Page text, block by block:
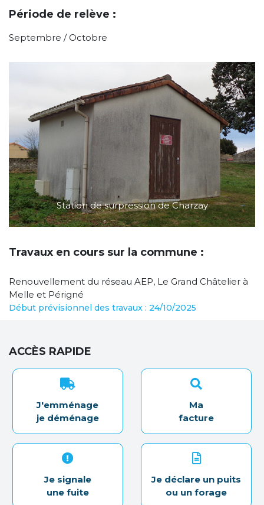
Période de relève :
Septembre / Octobre
Station de surpression de Charzay
Travaux en cours sur la commune :
Renouvellement du réseau AEP, Le Grand Châtelier à
Melle et Périgné
Début prévisionnel des travaux : 24/10/2025
ACCÈS RAPIDE
J'emménage
je déménage
Ma
facture
Je signale
une fuite
Je déclare un puits
ou un forage